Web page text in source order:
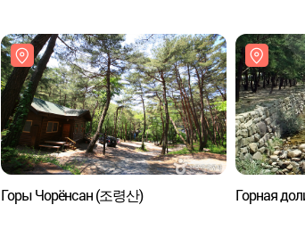
Горы Чорёнсан (조령산) Горная